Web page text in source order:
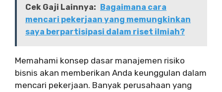
Cek Gaji Lainnya: Bagaimana cara
mencari pekerjaan yang memungkinkan
saya berpartisipasi dalam riset ilmiah?
Memahami konsep dasar manajemen risiko
bisnis akan memberikan Anda keunggulan dalam
mencari pekerjaan. Banyak perusahaan yang